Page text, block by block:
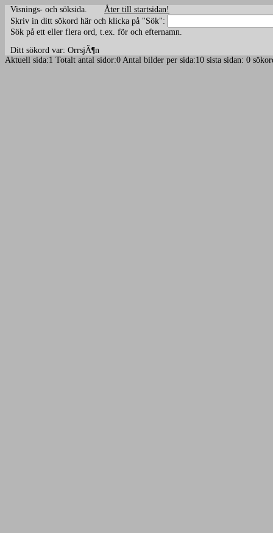
Visnings- och söksida. Åter till startsidan!
Skriv in ditt sökord här och klicka på "Sök":
Sök på ett eller flera ord, t.ex. för och efternamn.
Ditt sökord var: OrrsjÃ¶n
Aktuell sida:1 Totalt antal sidor:0 Antal bilder per sida:10 sista sidan: 0